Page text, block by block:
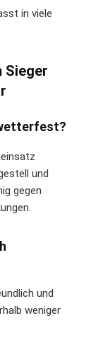
in viele
Sieger
und
gegen
und
weniger